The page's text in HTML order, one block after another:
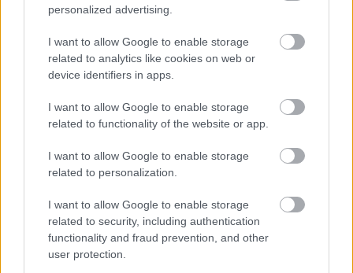
personalized advertising.
I want to allow Google to enable storage
related to analytics like cookies on web or
device identifiers in apps.
I want to allow Google to enable storage
related to functionality of the website or app.
I want to allow Google to enable storage
related to personalization.
I want to allow Google to enable storage
related to security, including authentication
functionality and fraud prevention, and other
user protection.
Διάβασε όλα τα τελευταία νέα
της αθλητικής
επικαιρότητας. Μάθε για όλους τουςlive αγώνες σήμερα
εβδομάδας μέσα από το υπερπλήρες Πρόγραμμα TV του
Gazzetta. Ακολούθησέ μας και στο
ΔΙΑΒΑΣΕ ΑΚΟΜΗ: